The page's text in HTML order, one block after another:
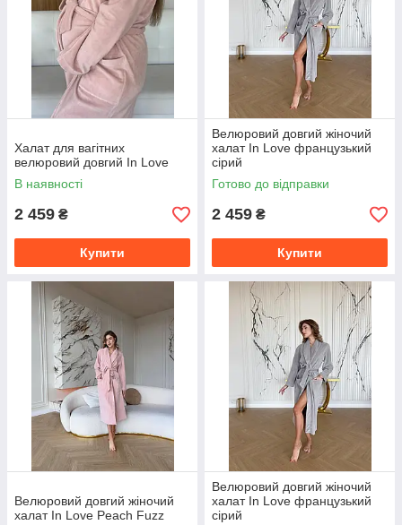
Халат для вагітних
велюровий довгий In Love
В наявності
2 459 ₴
Купити
Велюровий довгий жіночий
халат In Love французький
сірий
Готово до відправки
2 459 ₴
Купити
Велюровий довгий жіночий
халат In Love Peach Fuzz
Велюровий довгий жіночий
халат In Love французький
сірий